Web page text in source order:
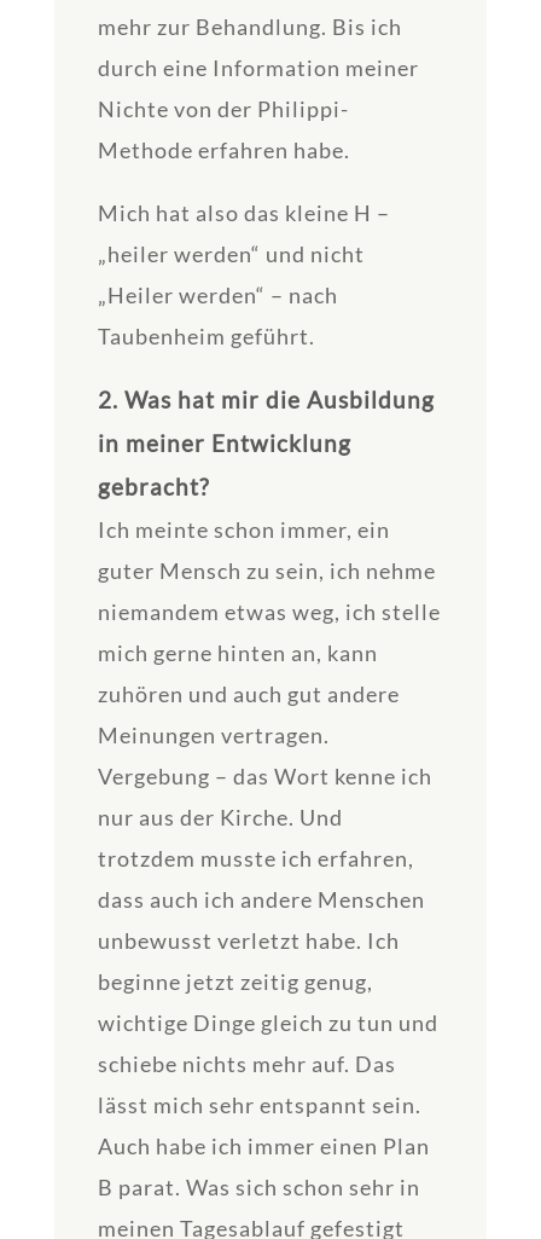
mehr zur Behandlung. Bis ich
durch eine Information meiner
Nichte von der Philippi-
Methode erfahren habe.
Mich hat also das kleine H –
„heiler werden“ und nicht
„Heiler werden“ – nach
Taubenheim geführt.
2. Was hat mir die Ausbildung
in meiner Entwicklung
gebracht?
Ich meinte schon immer, ein
guter Mensch zu sein, ich nehme
niemandem etwas weg, ich stelle
mich gerne hinten an, kann
zuhören und auch gut andere
Meinungen vertragen.
Vergebung – das Wort kenne ich
nur aus der Kirche. Und
trotzdem musste ich erfahren,
dass auch ich andere Menschen
unbewusst verletzt habe. Ich
beginne jetzt zeitig genug,
wichtige Dinge gleich zu tun und
schiebe nichts mehr auf. Das
lässt mich sehr entspannt sein.
Auch habe ich immer einen Plan
B parat. Was sich schon sehr in
meinen Tagesablauf gefestigt